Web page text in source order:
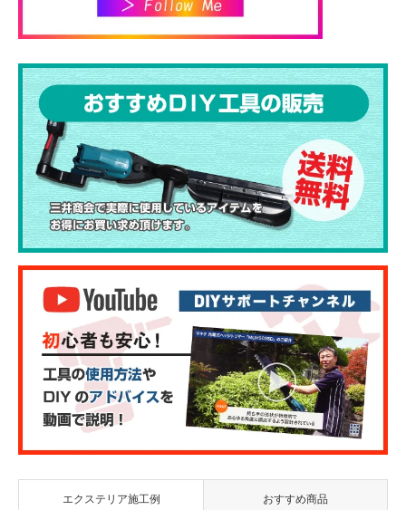
エクステリア施工例 おすすめ商品